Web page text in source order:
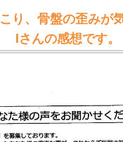
り、骨盤の歪みが
Iさんの感想です。